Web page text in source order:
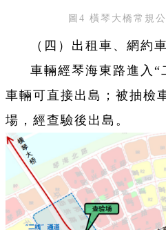
圖4 橫琴大橋常規
（四）出租車、網約車
車輛經琴海東路進入“
車輛可直接出島；被抽檢
場，經查驗後出島。